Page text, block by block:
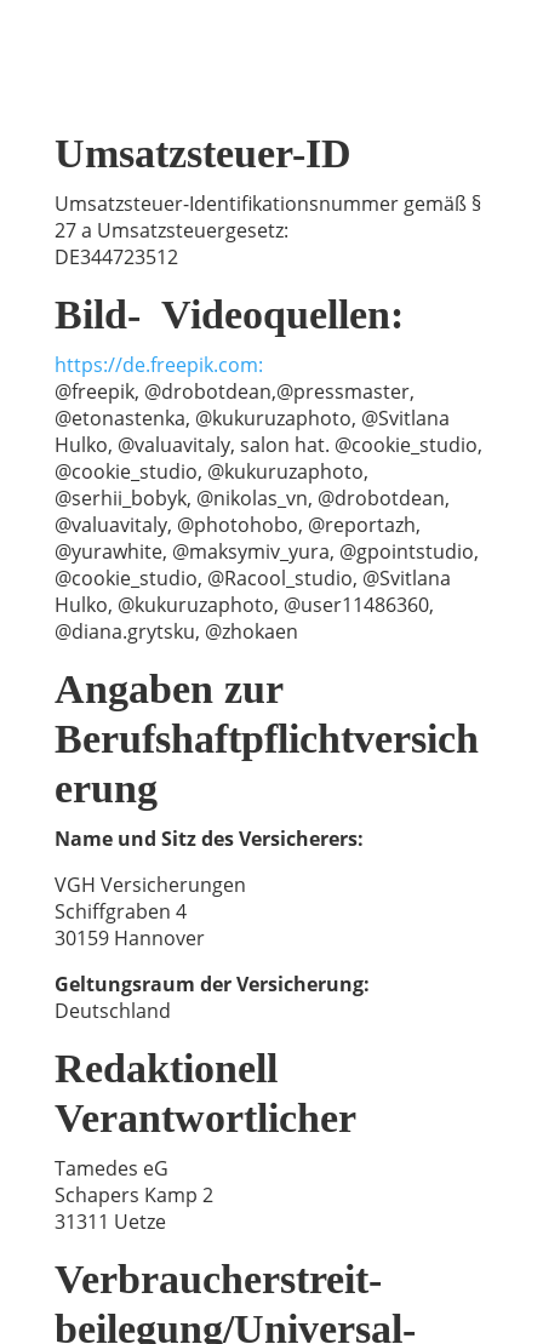
Umsatzsteuer-ID
Umsatzsteuer-Identifikationsnummer gemäß §
27 a Umsatzsteuergesetz:
DE344723512
Bild- Videoquellen:
https://de.freepik.com:
@freepik, @drobotdean,@pressmaster,
@etonastenka, @kukuruzaphoto, @Svitlana
Hulko, @valuavitaly, salon hat. @cookie_studio,
@cookie_studio, @kukuruzaphoto,
@serhii_bobyk, @nikolas_vn, @drobotdean,
@valuavitaly, @photohobo, @reportazh,
@yurawhite, @maksymiv_yura, @gpointstudio,
@cookie_studio, @Racool_studio, @Svitlana
Hulko, @kukuruzaphoto, @user11486360,
@diana.grytsku, @zhokaen
Angaben zur
Berufshaftpflichtversich
erung
Name und Sitz des Versicherers:
VGH Versicherungen
Schiffgraben 4
30159 Hannover
Geltungsraum der Versicherung:
Deutschland
Redaktionell
Verantwortlicher
Tamedes eG
Schapers Kamp 2
31311 Uetze
Verbraucher­streit­
beilegung/Universal­